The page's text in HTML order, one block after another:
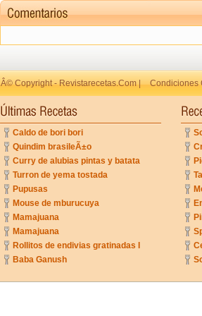
Â© Copyright - Revistarecetas.Com | Condiciones
Caldo de bori bori
Quindim brasileÃ±o
Curry de alubias pintas y batata
Turron de yema tostada
Pupusas
Mouse de mburucuya
Mamajuana
Mamajuana
Rollitos de endivias gratinadas I
Baba Ganush